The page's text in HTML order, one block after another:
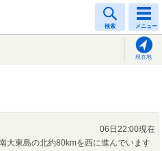
検索 メニュー
現在地
06日22:00現在
大東島の北約80kmを西に進んでいます